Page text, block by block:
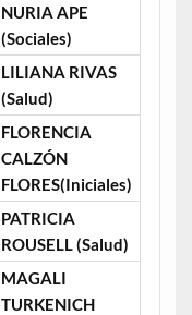
NURIA APE
(Sociales)
LILIANA RIVAS
(Salud)
FLORENCIA
CALZÓN
FLORES(Iniciales)
PATRICIA
ROUSELL (Salud)
MAGALI
TURKENICH